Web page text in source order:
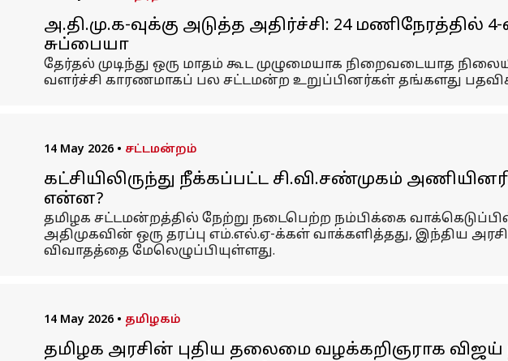
அ.தி.மு.க-வுக்கு அடுத்த அதிர்ச்சி: 24
சுப்பையா
தேர்தல் முடிந்து ஒரு மாதம் கூட முழுமையாக நிறைவடையாத
வளர்ச்சி காரணமாகப் பல சட்டமன்ற உறுப்பினர்கள் தங்களது
14 May 2026 • சட்டமன்றம்
கட்சியிலிருந்து நீக்கப்பட்ட சி.வி.சண்முகம்
என்ன?
தமிழக சட்டமன்றத்தில் நேற்று நடைபெற்ற நம்பிக்கை
அதிமுகவின் ஒரு தரப்பு எம்.எல்.ஏ-க்கள் வாக்களித்தது, இந்திய
விவாதத்தை மேலெழுப்பியுள்ளது.
14 May 2026 • தமிழகம்
தமிழக அரசின் புதிய தலைமை வழக்கறிஞராக